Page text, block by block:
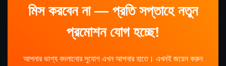
মিস করবেন না — প্রতি সপ্তাহে নতুন
প্রমোশন যোগ হচ্ছে!
আপনার ভাগ্য বদলানোর সুযোগ এখন আপনার হাতে। এখনই জয়েন করুন